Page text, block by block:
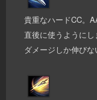
貴重なハードCC。
直後に使うように
ダメージしか伸びな